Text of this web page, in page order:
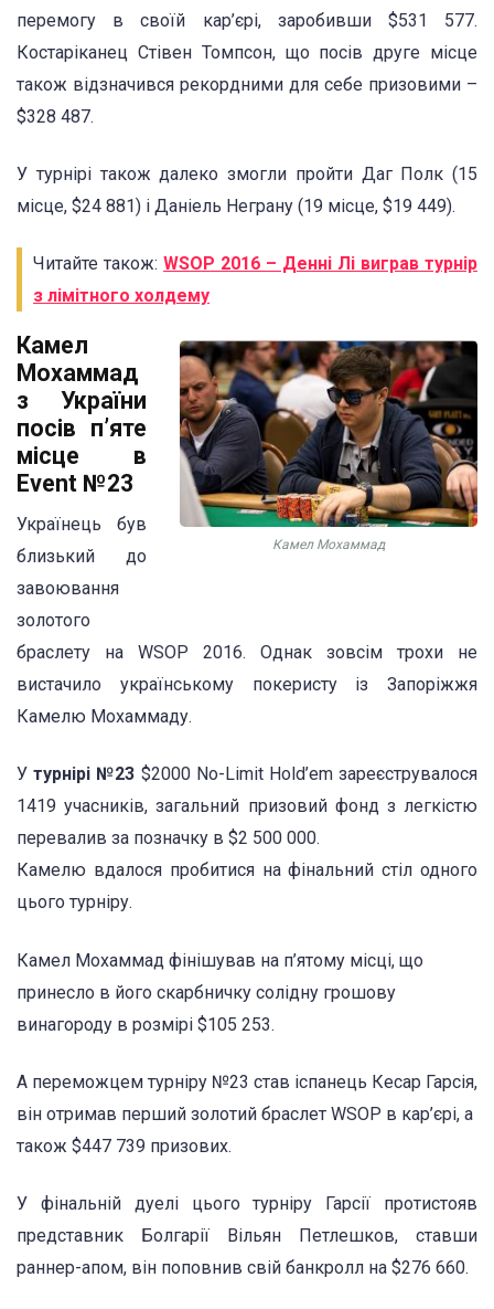
перемогу в своїй кар’єрі, заробивши $531 577.
Костаріканец Стівен Томпсон, що посів друге місце
також відзначився рекордними для себе призовими –
$328 487.
У турнірі також далеко змогли пройти Даг Полк (15
місце, $24 881) і Даніель Неграну (19 місце, $19 449).
Читайте також: WSOP 2016 – Денні Лі виграв турнір
з лімітного холдему
Камел Мохаммад
Камел
Мохаммад
з України
посів п’яте
місце в
Event №23
Українець був
близький до
завоювання
золотого
браслету на WSOP 2016. Однак зовсім трохи не
вистачило українському покеристу із Запоріжжя
Камелю Мохаммаду.
Утурнірі №23 $2000 No-Limit Hold’em зареєструвалося
1419 учасників, загальний призовий фонд з легкістю
перевалив за позначку в $2 500 000.
Камелю вдалося пробитися на фінальний стіл одного
цього турніру.
Камел Мохаммад фінішував на п’ятому місці, що
принесло в його скарбничку солідну грошову
винагороду в розмірі $105 253.
А переможцем турніру №23 став іспанець Кесар Гарсія,
він отримав перший золотий браслет WSOP в кар’єрі, а
також $447 739 призових.
У фінальній дуелі цього турніру Гарсії протистояв
представник Болгарії Вільян Петлешков, ставши
раннер-апом, він поповнив свій банкролл на $276 660.